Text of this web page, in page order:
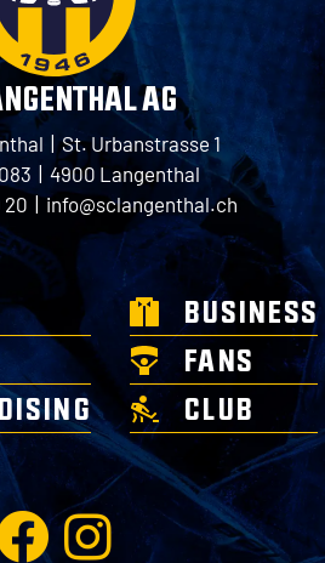
AG
| St. Urbanstrasse 1
| 4900 Langenthal
20 |info@sclangenthal.ch
BUSINESS
FANS
CLUB